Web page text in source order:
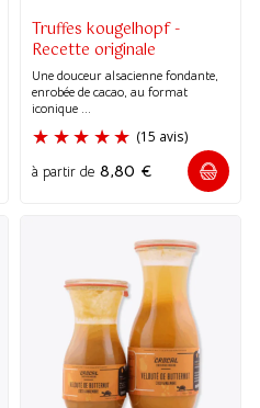
Truffes kougelhopf -
Recette originale
Une douceur alsacienne fondante,
enrobée de cacao, au format
iconique ...
à partir de 8,80 €